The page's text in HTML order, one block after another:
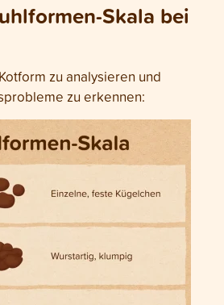
Skala bei
zu analysieren und
zu erkennen: